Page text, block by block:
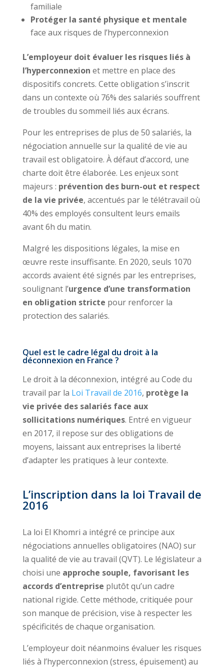
familiale
Protéger la santé physique et mentale
face aux risques de l’hyperconnexion
L’employeur doit évaluer les risques liés à
l’hyperconnexion et mettre en place des
dispositifs concrets. Cette obligation s’inscrit
dans un contexte où 76% des salariés souffrent
de troubles du sommeil liés aux écrans.
Pour les entreprises de plus de 50 salariés, la
négociation annuelle sur la qualité de vie au
travail est obligatoire. À défaut d’accord, une
charte doit être élaborée. Les enjeux sont
majeurs : prévention des burn-out et respect
de la vie privée, accentués par le télétravail où
40% des employés consultent leurs emails
avant 6h du matin.
Malgré les dispositions légales, la mise en
œuvre reste insuffisante. En 2020, seuls 1070
accords avaient été signés par les entreprises,
soulignant l’urgence d’une transformation
en obligation stricte pour renforcer la
protection des salariés.
Quel est le cadre légal du droit à la
déconnexion en France ?
Le droit à la déconnexion, intégré au Code du
travail par la Loi Travail de 2016, protège la
vie privée des salariés face aux
sollicitations numériques. Entré en vigueur
en 2017, il repose sur des obligations de
moyens, laissant aux entreprises la liberté
d’adapter les pratiques à leur contexte.
L’inscription dans la loi Travail de
2016
La loi El Khomri a intégré ce principe aux
négociations annuelles obligatoires (NAO) sur
la qualité de vie au travail (QVT). Le législateur a
choisi une approche souple, favorisant les
accords d’entreprise plutôt qu’un cadre
national rigide. Cette méthode, critiquée pour
son manque de précision, vise à respecter les
spécificités de chaque organisation.
L’employeur doit néanmoins évaluer les risques
liés à l’hyperconnexion (stress, épuisement) au